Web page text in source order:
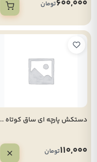
600,000تومان
دستکش پارچه ای ساق کوتاه ...
110,000تومان